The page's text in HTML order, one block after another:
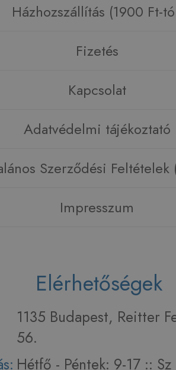
Házhozszállítás (1900 Ft-
Fizetés
Kapcsolat
Adatvédelmi tájékoztató
Szerződési Feltételek
Impresszum
Elérhetőségek
1135 Budapest, Reitter
56.
Hétfő - Péntek: 9-17 :: Sz